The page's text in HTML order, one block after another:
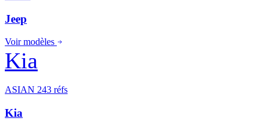
Jeep
Voir modèles
Kia
ASIAN 243 réfs
Kia